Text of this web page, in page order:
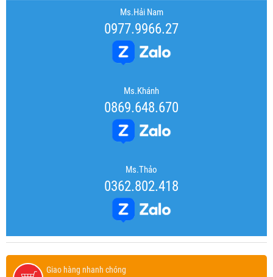
Ms.Hải Nam
0977.9966.27
Ms.Khánh
0869.648.670
Ms.Thảo
0362.802.418
Giao hàng nhanh chóng